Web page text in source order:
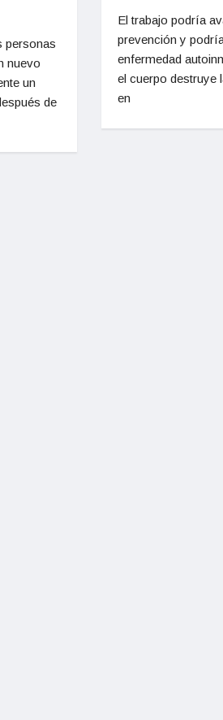
personas
nuevo
un
de
El trabajo podría
prevención y
enfermedad
el cuerpo destruye
en